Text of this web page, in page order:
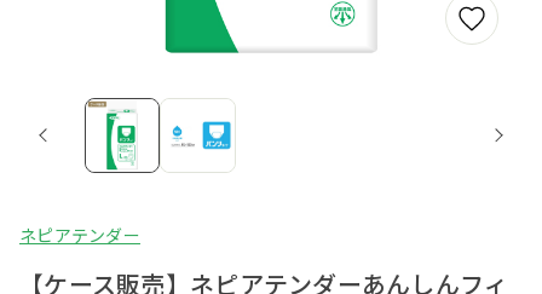
ネピアテンダー
【ケース販売】ネピアテンダーあんしんフィ